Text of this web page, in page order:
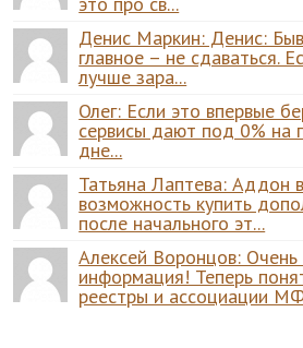
Денис Маркин: Денис:
главное – не сдаваться.
лучше зара...
Олег: Если это впервые
сервисы дают под 0% на
дне...
Татьяна Лаптева: Аддон
возможность купить
после начального эт...
Алексей Воронцов: Очень
информация! Теперь
реестры и ассоциации